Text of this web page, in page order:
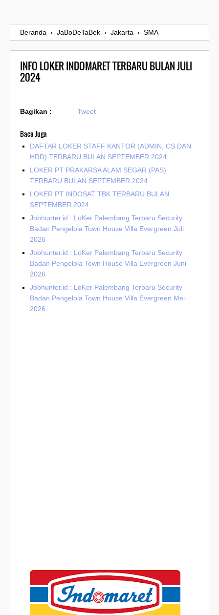
Beranda › JaBoDeTaBek › Jakarta › SMA
INFO LOKER INDOMARET TERBARU BULAN JULI
2024
Bagikan : Tweet
Baca Juga
DAFTAR LOKER STAFF KANTOR (ADMIN, CS DAN
HRD) TERBARU BULAN SEPTEMBER 2024
LOKER PT PRAKARSA ALAM SEGAR (PAS)
TERBARU BULAN SEPTEMBER 2024
LOKER PT INDOSAT TBK TERBARU BULAN
SEPTEMBER 2024
Jobhunter.id : LoKer Palembang Terbaru Security
Badan Pengelola Town House Villa Evergreen Juli
2026
Jobhunter.id : LoKer Palembang Terbaru Security
Badan Pengelola Town House Villa Evergreen Juni
2026
Jobhunter.id : LoKer Palembang Terbaru Security
Badan Pengelola Town House Villa Evergreen Mei
2026